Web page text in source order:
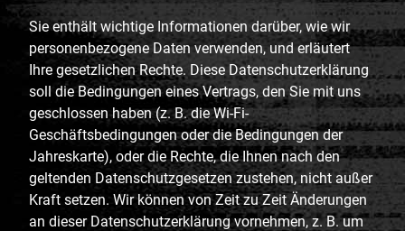
Sie enthält wichtige Informationen darüber, wie wir
personenbezogene Daten verwenden, und erläutert
Ihre gesetzlichen Rechte. Diese Datenschutzerklärung
soll die Bedingungen eines Vertrags, den Sie mit uns
geschlossen haben (z. B. die Wi-Fi-
Geschäftsbedingungen oder die Bedingungen der
Jahreskarte), oder die Rechte, die Ihnen nach den
geltenden Datenschutzgesetzen zustehen, nicht außer
Kraft setzen. Wir können von Zeit zu Zeit Änderungen
an dieser Datenschutzerklärung vornehmen, z. B. um